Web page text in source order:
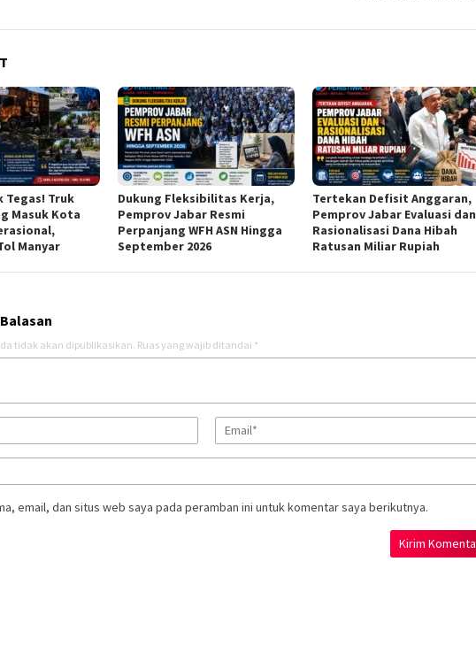
Tegas! Truk
Masuk Kota
Manyar
Dukung Fleksibilitas Kerja,
Pemprov Jabar Resmi
Perpanjang WFH ASN Hingga
September 2026
Tertekan Defisit Anggaran,
Pemprov Jabar Evaluasi dan
Rasionalisasi Dana Hibah
Ratusan Miliar Rupiah
tidak akan dipublikasikan. Ruas yang wajib ditandai *
email, dan situs web saya pada peramban ini untuk komentar saya berikutnya.